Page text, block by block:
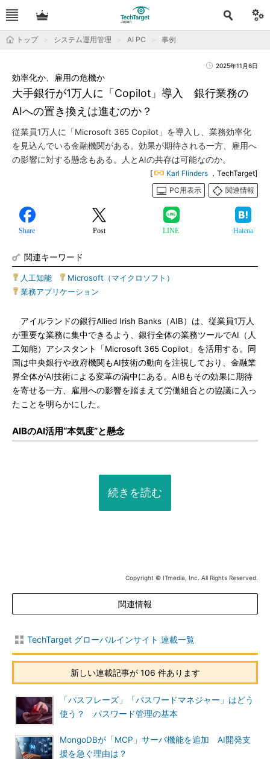
トップ システム運用管理 AI PC 事例
2025年11月6日
大手銀行が1万人に「Copilot」導入 銀行業務の
AIへの置き換えは進むのか？
効率化か、雇用の危機か
従業員1万人に「Microsoft 365 Copilot」を導入し、業務効率化
を見込んでいる金融機関がある。効果が期待される一方、雇用へ
の影響に対する懸念もある。人とAIの共存は可能なのか。
[ Karl Flinders ，TechTarget]
PC用表示
関連情報
Share Post LINE Hatena
関連キーワード
人工知能 Microsoft（マイクロソフト）
業務アプリケーション
アイルランドの銀行Allied Irish Banks（AIB）は、従業員1万人
が重要な業務に集中できるよう、銀行全体の業務ツールでAI（人
工知能）アシスタント「Microsoft 365 Copilot」を活用する。同
国は中央銀行や政府機関もAI技術の動向を注視しており、金融業
界全体がAI技術による変革の渦中にある。AIBもその効果に期待
を寄せる一方、雇用への影響を踏まえて労働組合との協議に入っ
たことを明らかにした。
AIBのAI活用“本気度”と懸念
続きを読む
Copyright © ITmedia, Inc. All Rights Reserved.
関連情報
TechTarget グローバルインサイト 連載一覧
新しい連載記事が 106 件あります
「パスフレーズ」「パスワードマネジャー」はどう
使う？ パスワード管理の基本
MongoDBが「MCP」サーバ機能を追加 AI開発支
援を急ぐ理由は？